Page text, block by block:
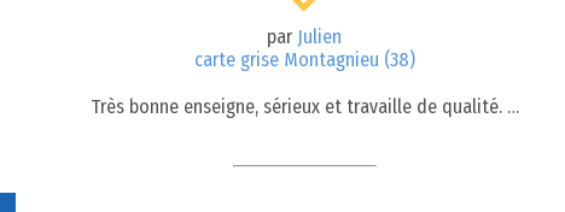
par Julien
carte grise Montagnieu (38)
Très bonne enseigne, sérieux et travaille de qualité. …